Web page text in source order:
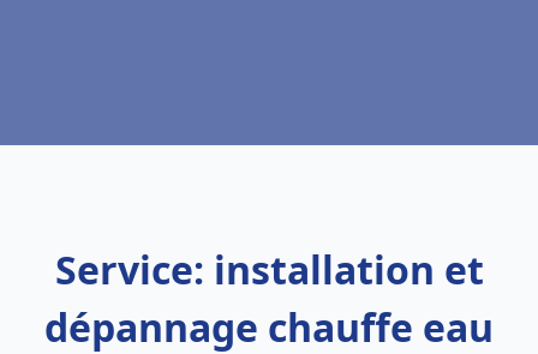
Service: installation et
dépannage chauffe eau